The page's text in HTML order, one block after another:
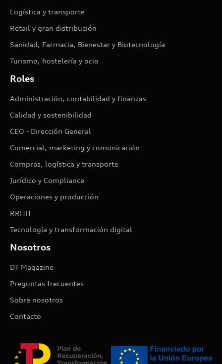
Logística y transporte
Retail y gran distribución
Sanidad, Farmacia, Bienestar y Biotecnología
Turismo, hostelería y ocio
Roles
Administración, contabilidad y finanzas
Calidad y sostenibilidad
CEO - Dirección General
Comercial, marketing y comunicación
Compras, logística y transporte
Jurídico y Compliance
Operaciones y producción
RRHH
Tecnología y transformación digital
Nosotros
DT Magazine
Preguntas frecuentes
Sobre nosotros
Contacto